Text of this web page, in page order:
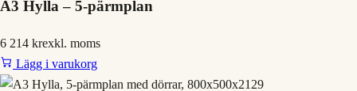
A3 Hylla – 5-pärmplan
6 214 krexkl. moms
Lägg i varukorg